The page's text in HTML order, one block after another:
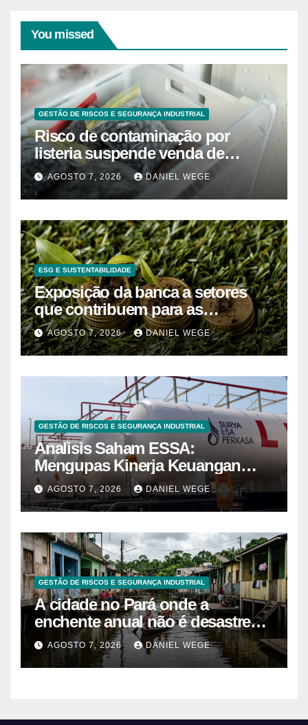
You missed
GESTÃO DE RISCOS E SEGURANÇA INDUSTRIAL
Risco de contaminação por
listeria suspende venda de
mirtilos em fábricas da América
do Norte – Mix Vale
AGOSTO 7, 2026 DANIEL WEGE
ESG E SUSTENTABILIDADE
Exposição da banca a setores
que contribuem para as
alterações climáticas mantém-se
nos 62%
AGOSTO 7, 2026 DANIEL WEGE
GESTÃO DE RISCOS E SEGURANÇA INDUSTRIAL
Analisis Saham ESSA:
Mengupas Kinerja Keuangan
ESSA Semester I 2026
AGOSTO 7, 2026 DANIEL WEGE
GESTÃO DE RISCOS E SEGURANÇA INDUSTRIAL
A cidade no Pará onde a
enchente anual não é desastre
mas calendário, as casas são
projetadas com o primeiro andar
descartável, o comércio sobe as
AGOSTO 7, 2026 DANIEL WEGE